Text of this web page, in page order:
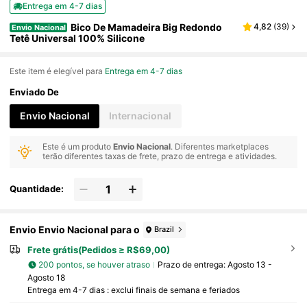
Entrega em 4-7 dias
Envio Nacional Bico De Mamadeira Big Redondo
Tetê Universal 100% Silicone
4,82 (39)
Este item é elegível para Entrega em 4-7 dias
Enviado De
Envio Nacional Internacional
Este é um produtoEnvio Nacional. Diferentes marketplaces
terão diferentes taxas de frete, prazo de entrega e atividades.
Quantidade:
Envio Envio Nacional para o Brazil
Frete grátis(Pedidos ≥ R$69,00)
200 pontos, se houver atraso Prazo de entrega: Agosto 13 -
Agosto 18
Entrega em 4-7 dias : exclui finais de semana e feriados